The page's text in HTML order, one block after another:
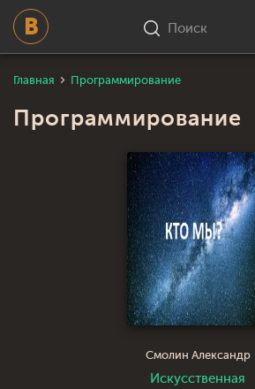
Поиск
Главная Программирование
Программирование
Смолин Александр
Искусственная